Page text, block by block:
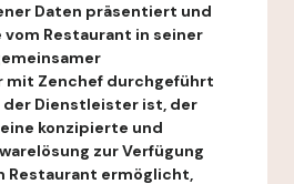
Daten präsentiert und
Restaurant in seiner
mit Zenchef durchgeführt
der Dienstleister ist, der
konzipierte und
zur Verfügung
Restaurant ermöglicht,